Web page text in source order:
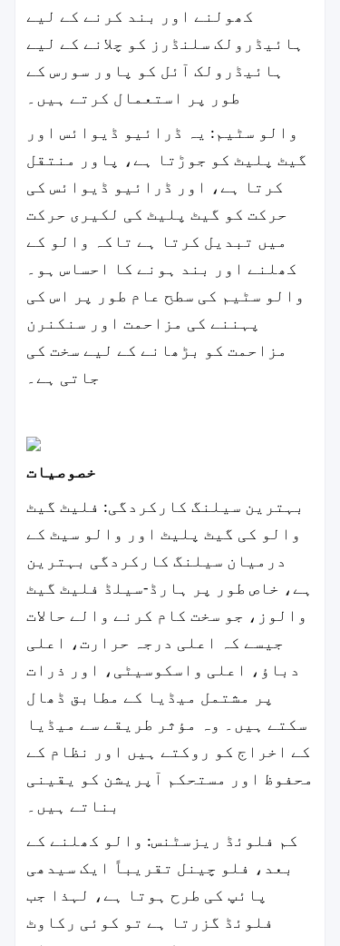
کھولنے اور بند کرنے کے لیے
ہائیڈرولک سلنڈرز کو چلانے کے لیے
ہائیڈرولک آئل کو پاور سورس کے
طور پر استعمال کرتے ہیں۔
والو سٹیم: یہ ڈرائیو ڈیوائس اور
گیٹ پلیٹ کو جوڑتا ہے، پاور منتقل
کرتا ہے، اور ڈرائیو ڈیوائس کی
حرکت کو گیٹ پلیٹ کی لکیری حرکت
میں تبدیل کرتا ہے تاکہ والو کے
کھلنے اور بند ہونے کا احساس ہو۔
والو سٹیم کی سطح عام طور پر اس کی
پہننے کی مزاحمت اور سنکنرن
مزاحمت کو بڑھانے کے لیے سخت کی
جاتی ہے۔
خصوصیات
بہترین سیلنگ کارکردگی: فلیٹ گیٹ
والو کی گیٹ پلیٹ اور والو سیٹ کے
درمیان سیلنگ کارکردگی بہترین
ہے، خاص طور پر ہارڈ-سیلڈ فلیٹ گیٹ
والوز، جو سخت کام کرنے والے حالات
جیسے کہ اعلی درجہ حرارت، اعلی
دباؤ، اعلی واسکوسیٹی، اور ذرات
پر مشتمل میڈیا کے مطابق ڈھال
سکتے ہیں۔ وہ مؤثر طریقے سے میڈیا
کے اخراج کو روکتے ہیں اور نظام کے
محفوظ اور مستحکم آپریشن کو یقینی
بناتے ہیں۔
کم فلوئڈ ریزسٹنس: والو کھلنے کے
بعد، فلو چینل تقریباً ایک سیدھی
پائپ کی طرح ہوتا ہے، لہذا جب
فلوئڈ گزرتا ہے تو کوئی رکاوٹ